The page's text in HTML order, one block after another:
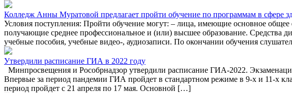
Колледж Анны Муратовой предлагает пройти обучение по программам в сфере
Условия поступления: Пройти обучение могут: – лица, имеющие основное
получающие среднее профессиональное и (или) высшее образование. Средства
учебные пособия, учебные видео-, аудиозаписи. По окончании обучения
Утвердили расписание ГИА в 2022 году
Минпросвещения и Рособрнадзор утвердили расписание ГИА-2022.
Впервые за период пандемии ГИА пройдет в стандартном режиме в 9-х и 11-х
период пройдет с 21 апреля по 17 мая. Основной […]